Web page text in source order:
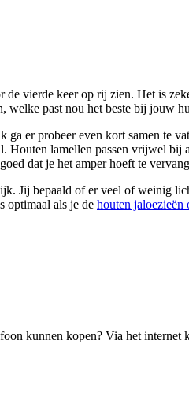
vierde keer op rij zien. Het is
past nou het beste bij jouw
er probeer even kort samen te
lamellen passen vrijwel
dat je het amper hoeft te
Jij bepaald of er veel of weinig
optimaal als je de houten jaloezieën
kunnen kopen? Via het internet